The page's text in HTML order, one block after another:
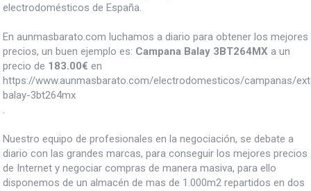
electrodomésticos de España.
En aunmasbarato.com luchamos a diario para obtener los mejores
precios, un buen ejemplo es: Campana Balay 3BT264MX a un
precio de 183.00€ en
https://www.aunmasbarato.com/electrodomesticos/campanas/
balay-3bt264mx
.
Nuestro equipo de profesionales en la negociación, se debate a
diario con las grandes marcas, para conseguir los mejores precios
de Internet y negociar compras de manera masiva, para ello
disponemos de un almacén de mas de 1.000m2 repartidos en dos